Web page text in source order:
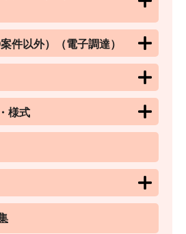
件以外）（電子調達）
様式